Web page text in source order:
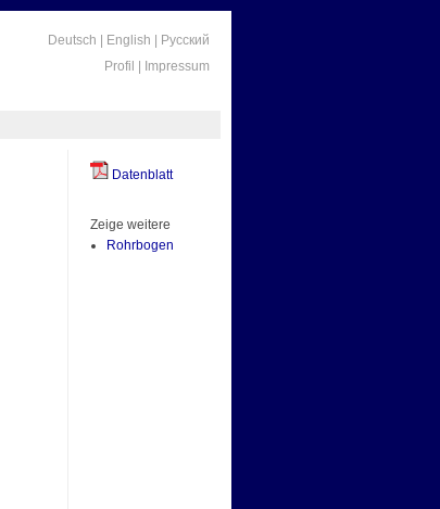
Deutsch English
Русский
Profil
Impressum
Datenblatt
Zeige weitere
Rohrbogen